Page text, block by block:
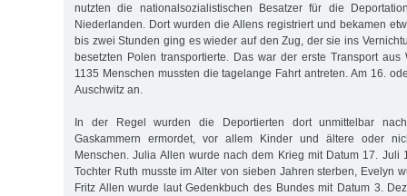
nutzten die nationalsozialistischen Besatzer für die
Niederlanden. Dort wurden die Allens registriert und bekamen
bis zwei Stunden ging es wieder auf den Zug, der sie ins
besetzten Polen transportierte. Das war der erste Transport aus
1135 Menschen mussten die tagelange Fahrt antreten. Am 16.
Auschwitz an.
In der Regel wurden die Deportierten dort unmittelbar
Gaskammern ermordet, vor allem Kinder und ältere oder
Menschen. Julia Allen wurde nach dem Krieg mit Datum 17. Juli
Tochter Ruth musste im Alter von sieben Jahren sterben, Evelyn
Fritz Allen wurde laut Gedenkbuch des Bundes mit Datum 3.